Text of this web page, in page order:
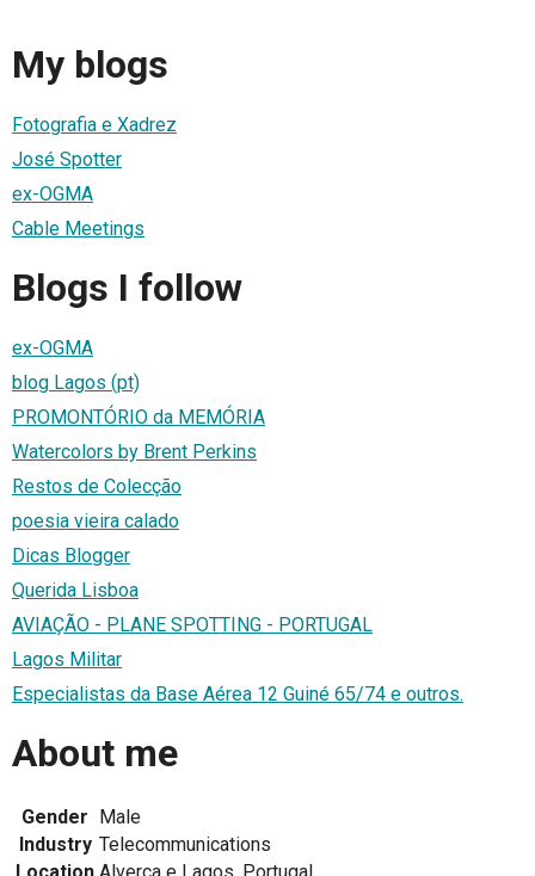
My blogs
Fotografia e Xadrez
José Spotter
ex-OGMA
Cable Meetings
Blogs I follow
ex-OGMA
blog Lagos (pt)
PROMONTÓRIO da MEMÓRIA
Watercolors by Brent Perkins
Restos de Colecção
poesia vieira calado
Dicas Blogger
Querida Lisboa
AVIAÇÃO - PLANE SPOTTING - PORTUGAL
Lagos Militar
Especialistas da Base Aérea 12 Guiné 65/74 e outros.
About me
Gender Male
Industry Telecommunications
Location Alverca e Lagos, Portugal